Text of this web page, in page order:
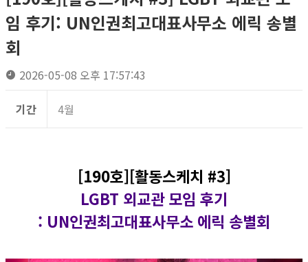
임 후기: UN인권최고대표사무소 에릭 송별
회
2026-05-08 오후 17:57:43
기간 4월
[190호][활동스케치 #3]
LGBT 외교관 모임 후기
: UN인권최고대표사무소 에릭 송별회